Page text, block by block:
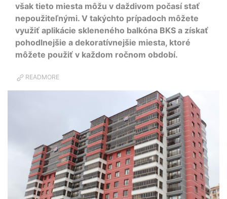
však tieto miesta môžu v daždivom počasí stať
nepoužiteľnými. V takýchto prípadoch môžete
využiť aplikácie skleneného balkóna BKS a získať
pohodlnejšie a dekoratívnejšie miesta, ktoré
môžete použiť v každom ročnom období.
READMORE